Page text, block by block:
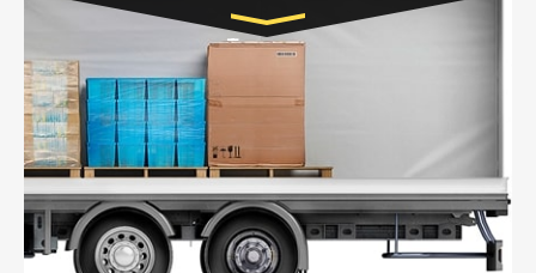
Транспорт:
Газель (1,5 и 3 тонны), Бычок, Еврофура от 5 до
10 тонн
от 5000 руб. Возможен догруз
- Экономный способ доставить вещи от 200 кг в
другой город - догрузом или попутно. Попутные
грузоперевозки для физлиц, ИП и юрлиц обходятся
дешевле.